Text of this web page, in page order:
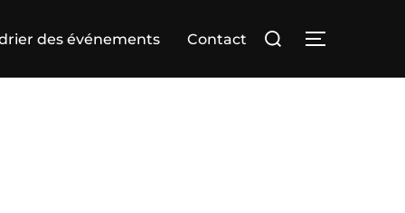
des événements Contact
Rechercher :